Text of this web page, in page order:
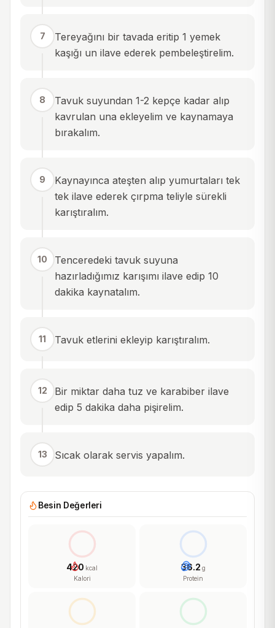
7
Tereyağını bir tavada eritip 1 yemek
kaşığı un ilave ederek pembeleştirelim.
8
Tavuk suyundan 1-2 kepçe kadar alıp
kavrulan una ekleyelim ve kaynamaya
bırakalım.
9
Kaynayınca ateşten alıp yumurtaları tek
tek ilave ederek çırpma teliyle sürekli
karıştıralım.
10
Tenceredeki tavuk suyuna
hazırladığımız karışımı ilave edip 10
dakika kaynatalım.
11 Tavuk etlerini ekleyip karıştıralım.
12
Bir miktar daha tuz ve karabiber ilave
edip 5 dakika daha pişirelim.
13 Sıcak olarak servis yapalım.
Besin Değerleri
420 kcal
Kalori
36.2 g
Protein